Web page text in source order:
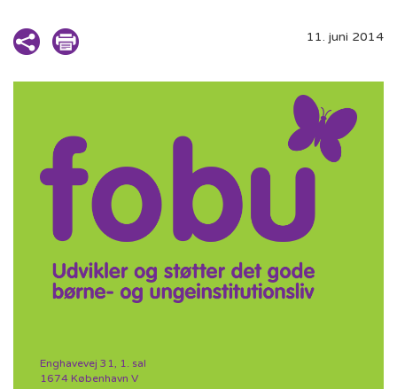
11. juni 2014
Enghavevej 31, 1. sal
1674 København V